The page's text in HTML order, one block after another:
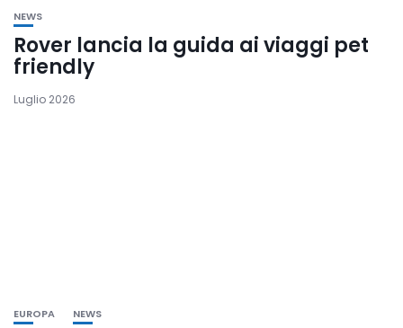
NEWS
Rover lancia la guida ai viaggi pet
friendly
Luglio 2026
EUROPA NEWS